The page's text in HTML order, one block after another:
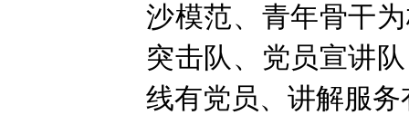
沙模范、青年骨干
突击队、党员宣讲
线有党员、讲解服务